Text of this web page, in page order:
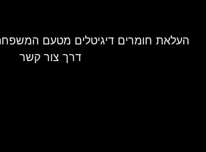
העלאת חומרים דיגיטלים מטעם
דרך צור קשר